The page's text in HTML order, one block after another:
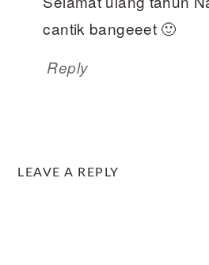
cantik bangeeet 🙂
Reply
LEAVE A REPLY